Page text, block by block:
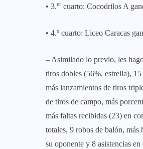
• 3.er cuarto: Cocodrilos A
• 4.º cuarto: Liceo Caracas
– Asimilado lo previo, les
tiros dobles (56%, estrella),
más lanzamientos de tiros
de tiros de campo, más
más faltas recibidas (23) en
totales, 9 robos de balón,
su oponente y 8 asistencias